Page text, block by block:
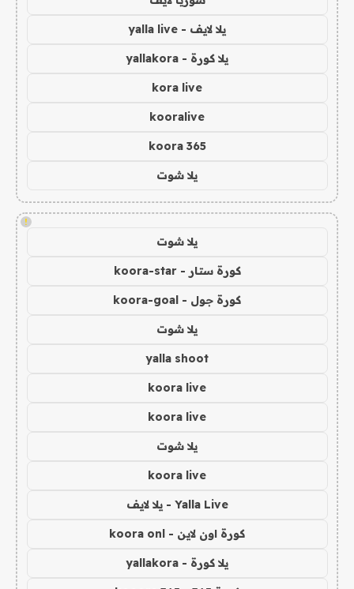
يلا لايف - yalla live
يلا كورة - yallakora
kora live
kooralive
koora 365
يلا شوت
!
يلا شوت
كورة ستار - koora-star
كورة جول - koora-goal
يلا شوت
yalla shoot
koora live
koora live
يلا شوت
koora live
Yalla Live - يلا لايف
كورة اون لاين - koora onl
يلا كورة - yallakora